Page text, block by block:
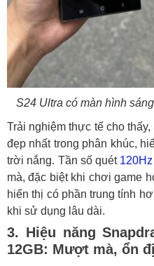
S24 Ultra có màn hình
Trải nghiệm thực tế cho
đẹp nhất trong phân khúc,
trời nắng. Tần số quét 120Hz
mà, đặc biệt khi chơi game
hiển thị có phần trung tính
khi sử dụng lâu dài.
3. Hiệu năng
12GB: Mượt mà, ổn